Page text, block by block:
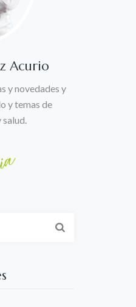
Acurio
y novedades y
y temas de